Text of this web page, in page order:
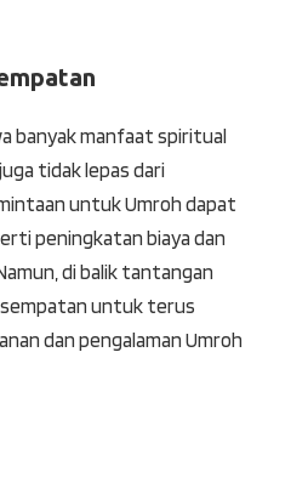
banyak manfaat spiritual
tidak lepas dari
untuk Umroh dapat
peningkatan biaya dan
di balik tantangan
untuk terus
dan pengalaman Umroh